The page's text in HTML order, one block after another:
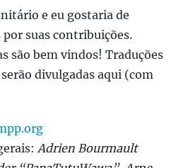
e eu gostaria de
suas contribuições.
são bem vindos! Traduções
divulgadas aqui (com
Adrien Bourmault